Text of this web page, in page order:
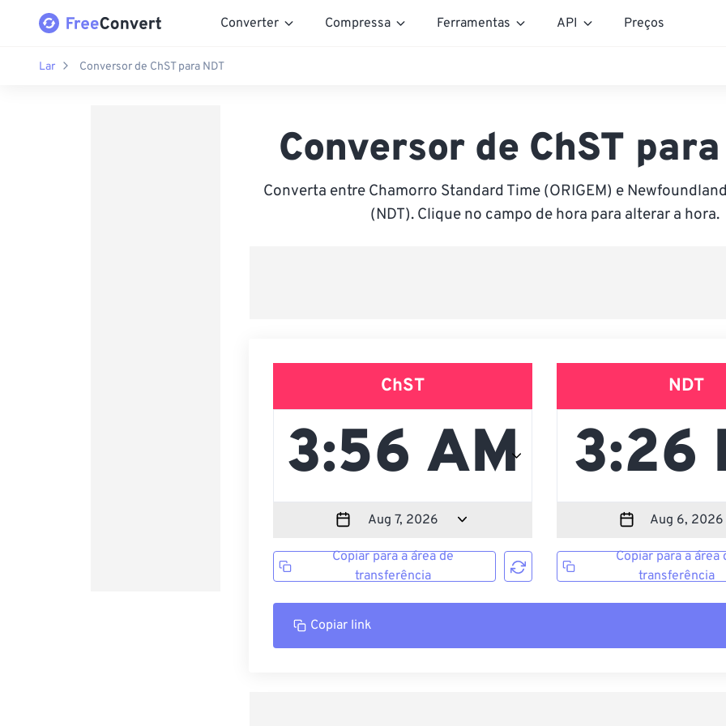
Converter Compressa Ferramentas API Preços
Lar Conversor de ChST para NDT
Conversor de ChST
Converta entre Chamorro Standard Time (ORIGEM) e
(NDT). Clique no campo de hora para alterar a hora.
ChST
Copiar para a área de
transferência
NDT
Copiar para a área
transferência
Copiar link